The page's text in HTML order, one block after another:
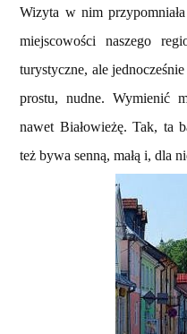
Wizyta w nim
miejscowości naszego
turystyczne, ale
prostu, nudne. Wymienić
nawet Białowieżę. Tak, ta
też bywa senną, małą i, dla